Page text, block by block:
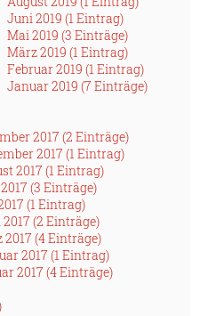
Juni 2019 (1 Eintrag)
Mai 2019 (3 Einträge)
März 2019 (1 Eintrag)
Februar 2019 (1 Eintrag)
Januar 2019 (7 Einträge)
2017 (2 Einträge)
2017 (1 Eintrag)
2017 (1 Eintrag)
(3 Einträge)
(1 Eintrag)
(2 Einträge)
2017 (4 Einträge)
2017 (1 Eintrag)
2017 (4 Einträge)